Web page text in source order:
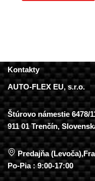
Kontakty
AUTO-FLEX EU, s.r.o.
Štúrovo námestie 6478/
911 01 Trenčín,
Predajňa
Po-Pia : 9:00-17:00